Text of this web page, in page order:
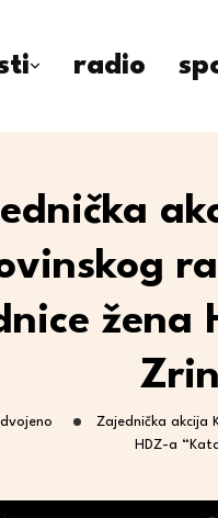
radio
žena
Zajednička akcija
HDZ-a